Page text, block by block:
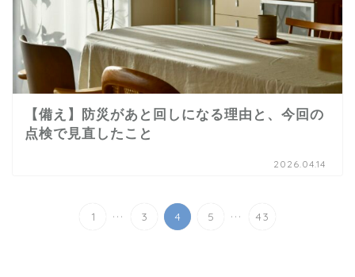
【備え】防災があと回しになる理由と、今回の
点検で見直したこと
2026.04.14
1 ... 3 4 5 ... 43